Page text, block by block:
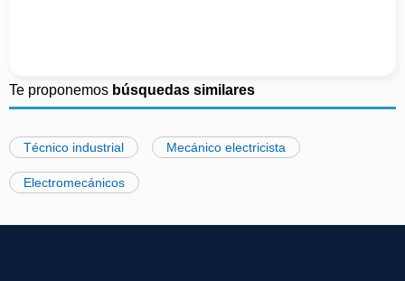
Te proponemos búsquedas similares
Técnico industrial Mecánico electricista
Electromecánicos